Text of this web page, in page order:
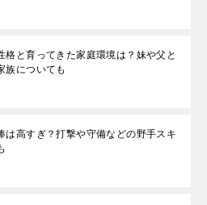
格と育ってきた家庭環境は？妹や父と
族についても
は高すぎ？打撃や守備などの野手スキ